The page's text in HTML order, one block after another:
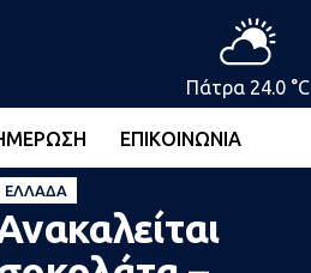
Πάτρα 24.0 °C
ΕΠΙΚΟΙΝΩΝΊΑ
ΕΛΛΆΔΑ